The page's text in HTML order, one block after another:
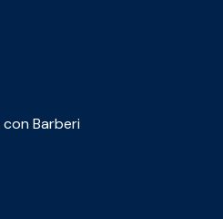
con Barberi